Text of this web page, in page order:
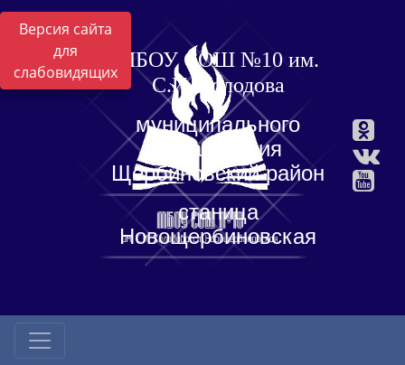
Версия сайта
для
слабовидящих
МБОУ СОШ №10 им.
С.И. Холодова
муниципального
образования
Щербиновский район
станица
Новощербиновская